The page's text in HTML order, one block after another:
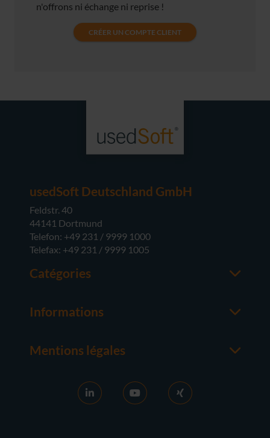
n'offrons ni échange ni reprise !
CRÉER UN COMPTE CLIENT
usedSoft Deutschland GmbH
Feldstr. 40
44141 Dortmund
Telefon: +49 231 / 9999 1000
Telefax: +49 231 / 9999 1005
Catégories
Serveur
Matériel
Informations
À propos de usedsoft
Bon à savoir
Activation RDS
Mentions légales
Conditions générales
CG D'ACHAT
Droit de rétractation